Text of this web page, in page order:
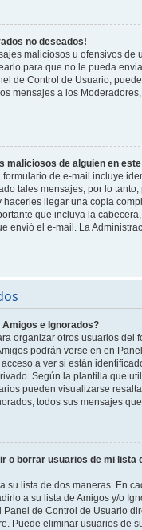
no deseados!
maliciosos u ofensivos de
para que no le pueda
de Control de Usuario,
mensajes a los
maliciosos de alguien en
formulario de e-mail incluye
tales mensajes, por lo tanto,
hacerles llegar una copia
que incluya la
envió el e-mail. La
e Ignorados?
organizar otros usuarios del
podrán verse en en
a ver si están
Según la plantilla que
pueden visualizarse
todos sus mensajes
o borrar usuarios de mi lista
su lista de dos maneras. En
a su lista de Amigos y/o
de Control de Usuario
Puede eliminar usuarios de